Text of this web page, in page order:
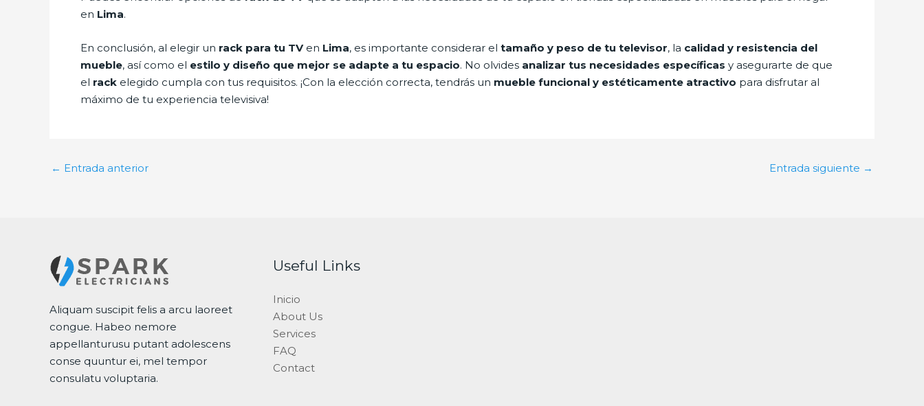
en Lima.
En conclusión, al elegir un rack para tu TVen Lima, es importante considerar el tamaño y peso de tu televisor, la calidad y resistencia del
mueble, así como el estilo y diseño que mejor se adapte a tu espacio. No olvides analizar tus necesidades específicas y asegurarte de que
el rack elegido cumpla con tus requisitos. ¡Con la elección correcta, tendrás un mueble funcional y estéticamente atractivo para disfrutar al
máximo de tu experiencia televisiva!
← Entrada anterior Entrada siguiente →
Aliquam suscipit felis a arcu laoreet
congue. Habeo nemore
appellanturusu putant adolescens
conse quuntur ei, mel tempor
consulatu voluptaria.
Useful Links
Inicio
About Us
Services
FAQ
Contact